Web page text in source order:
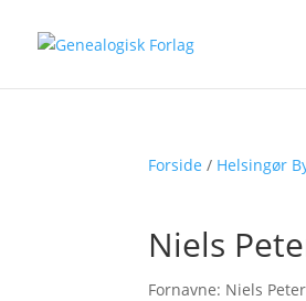
Forside / Helsingør
Niels
Fornavne: Niels Peter